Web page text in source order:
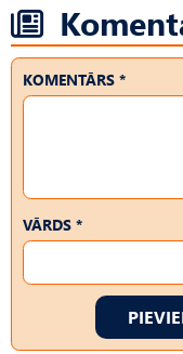
KOMENTĀRS *
VĀRDS *